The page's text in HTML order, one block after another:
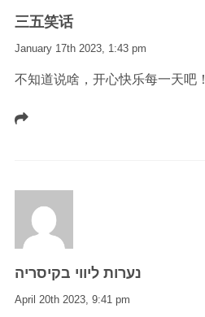
三五笑话
January 17th 2023, 1:43 pm
不知道说啥，开心快乐每一天吧！
נערות ליווי בקיסריה
April 20th 2023, 9:41 pm